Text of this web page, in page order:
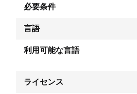
必要条件
言語
利用可能な言語
ライセンス